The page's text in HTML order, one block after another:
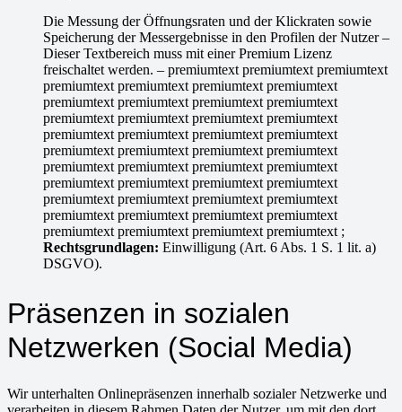
Die Messung der Öffnungsraten und der Klickraten sowie
Speicherung der Messergebnisse in den Profilen der Nutzer–
Dieser Textbereich muss mit einer Premium Lizenz
freischaltet werden. – premiumtext premiumtext premiumtext
premiumtext premiumtext premiumtext premiumtext
premiumtext premiumtext premiumtext premiumtext
premiumtext premiumtext premiumtext premiumtext
premiumtext premiumtext premiumtext premiumtext
premiumtext premiumtext premiumtext premiumtext
premiumtext premiumtext premiumtext premiumtext
premiumtext premiumtext premiumtext premiumtext
premiumtext premiumtext premiumtext premiumtext
premiumtext premiumtext premiumtext premiumtext
premiumtext premiumtext premiumtext premiumtext ;
Rechtsgrundlagen: Einwilligung (Art. 6 Abs. 1 S. 1 lit. a)
DSGVO).
Präsenzen in sozialen
Netzwerken (Social Media)
Wir unterhalten Onlinepräsenzen innerhalb sozialer Netzwerke und